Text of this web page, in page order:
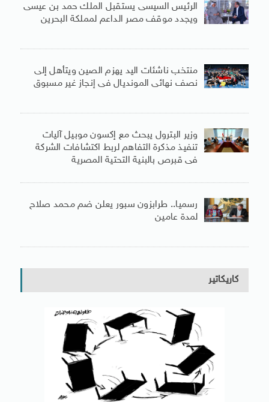
الرئيس السيسى يستقبل الملك حمد بن عيسى
ويجدد موقف مصر الداعم لمملكة البحرين
منتخب ناشئات اليد يهزم الصين ويتأهل إلى
نصف نهائى المونديال فى إنجاز غير مسبوق
وزير البترول يبحث مع إكسون موبيل آليات
تنفيذ مذكرة التفاهم لربط اكتشافات الشركة
فى قبرص بالبنية التحتية المصرية
رسميا.. طرابزون سبور يعلن ضم محمد صلاح
لمدة عامين
كاريكاتير